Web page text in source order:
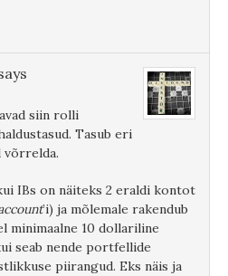
siin rolli
Tasub eri
võrrelda.
IBs on näiteks 2 eraldi kontot
’i) ja mõlemale rakendub
minimaalne 10 dollariline
seab nende portfellide
piirangud. Eks näis ja